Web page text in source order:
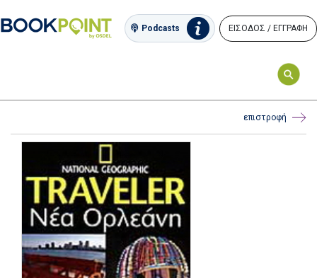
Podcasts ΕΙΣΟΔΟΣ / ΕΓΓΡΑΦΗ
επιστροφή